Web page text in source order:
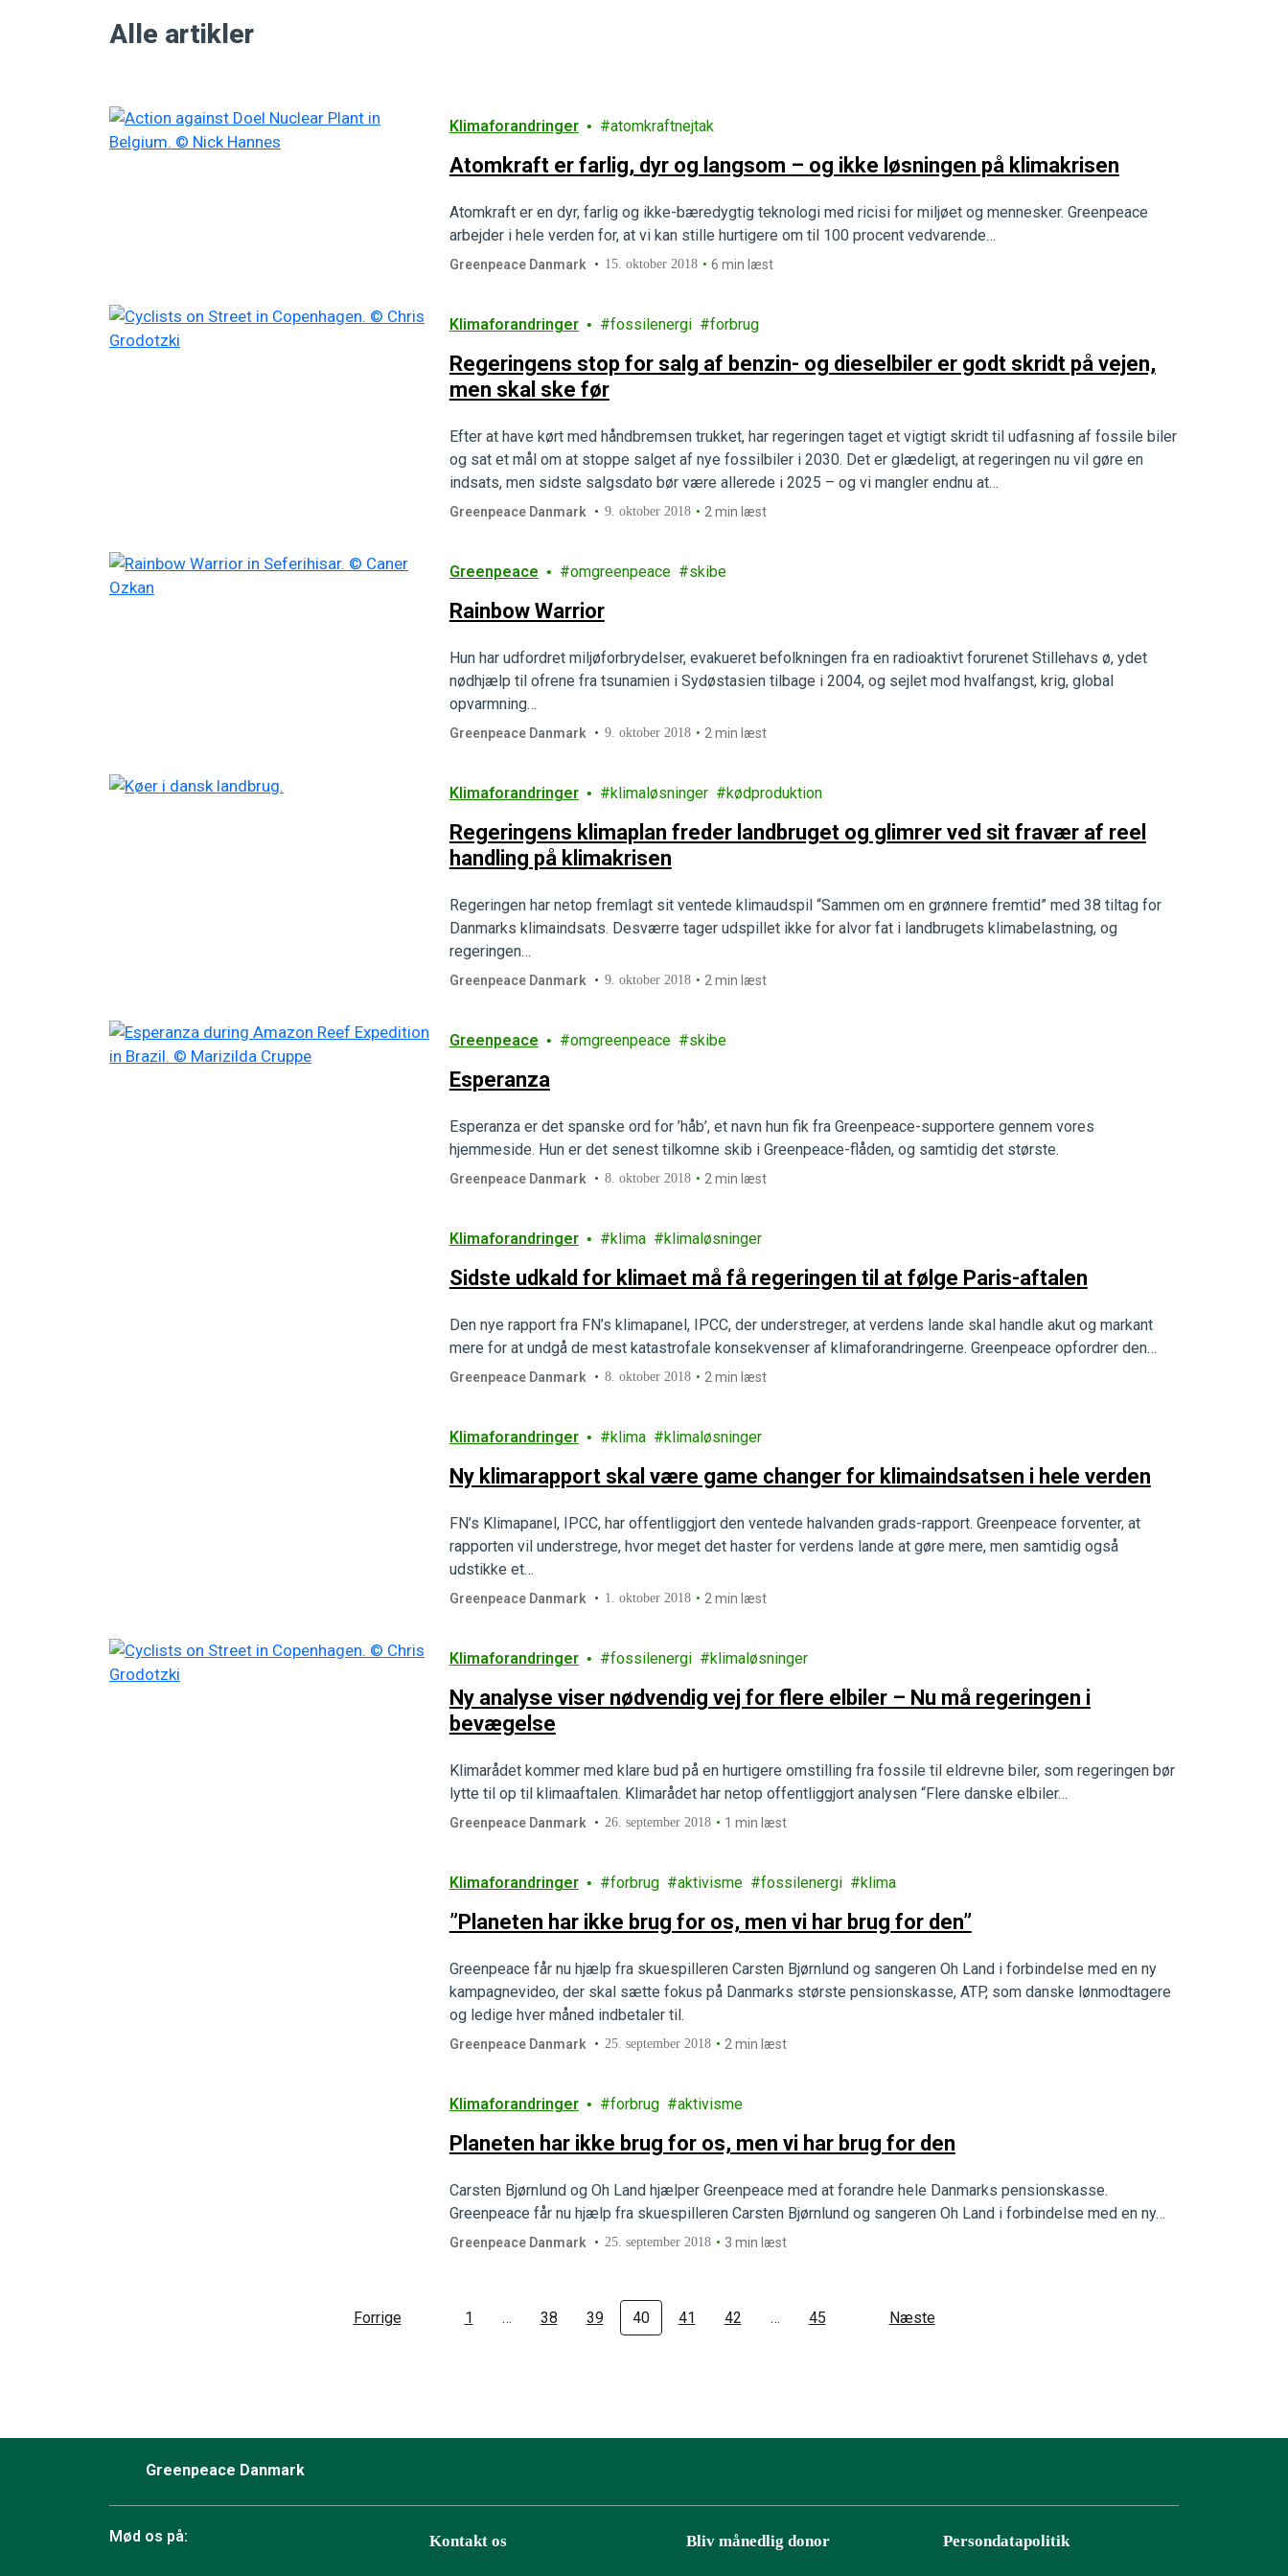
Alle artikler
Klimaforandringer atomkraftnejtak
Atomkraft er farlig, dyr og langsom – og ikke løsningen på klimakrisen
Atomkraft er en dyr, farlig og ikke-bæredygtig teknologi med ricisi for miljøet og mennesker. Greenpeace
arbejder i hele verden for, at vi kan stille hurtigere om til 100 procent vedvarende…
Greenpeace Danmark 15. oktober 2018 6 min læst
Klimaforandringer fossilenergi forbrug
Regeringens stop for salg af benzin- og dieselbiler er godt skridt på vejen,
men skal ske før
Efter at have kørt med håndbremsen trukket, har regeringen taget et vigtigt skridt til udfasning af fossile biler
og sat et mål om at stoppe salget af nye fossilbiler i 2030. Det er glædeligt, at regeringen nu vil gøre en
indsats, men sidste salgsdato bør være allerede i 2025 – og vi mangler endnu at…
Greenpeace Danmark 9. oktober 2018 2 min læst
Greenpeace omgreenpeace skibe
Rainbow Warrior
Hun har udfordret miljøforbrydelser, evakueret befolkningen fra en radioaktivt forurenet Stillehavs ø, ydet
nødhjælp til ofrene fra tsunamien i Sydøstasien tilbage i 2004, og sejlet mod hvalfangst, krig, global
opvarmning…
Greenpeace Danmark 9. oktober 2018 2 min læst
Klimaforandringer klimaløsninger kødproduktion
Regeringens klimaplan freder landbruget og glimrer ved sit fravær af reel
handling på klimakrisen
Regeringen har netop fremlagt sit ventede klimaudspil “Sammen om en grønnere fremtid” med 38 tiltag for
Danmarks klimaindsats. Desværre tager udspillet ikke for alvor fat i landbrugets klimabelastning, og
regeringen…
Greenpeace Danmark 9. oktober 2018 2 min læst
Greenpeace omgreenpeace skibe
Esperanza
Esperanza er det spanske ord for ’håb’, et navn hun fik fra Greenpeace-supportere gennem vores
hjemmeside. Hun er det senest tilkomne skib i Greenpeace-flåden, og samtidig det største.
Greenpeace Danmark 8. oktober 2018 2 min læst
Klimaforandringer klima klimaløsninger
Sidste udkald for klimaet må få regeringen til at følge Paris-aftalen
Den nye rapport fra FN’s klimapanel, IPCC, der understreger, at verdens lande skal handle akut og markant
mere for at undgå de mest katastrofale konsekvenser af klimaforandringerne. Greenpeace opfordrer den…
Greenpeace Danmark 8. oktober 2018 2 min læst
Klimaforandringer klima klimaløsninger
Ny klimarapport skal være game changer for klimaindsatsen i hele verden
FN’s Klimapanel, IPCC, har offentliggjort den ventede halvanden grads-rapport. Greenpeace forventer, at
rapporten vil understrege, hvor meget det haster for verdens lande at gøre mere, men samtidig også
udstikke et…
Greenpeace Danmark 1. oktober 2018 2 min læst
Klimaforandringer fossilenergi klimaløsninger
Ny analyse viser nødvendig vej for flere elbiler – Nu må regeringen i
bevægelse
Klimarådet kommer med klare bud på en hurtigere omstilling fra fossile til eldrevne biler, som regeringen bør
lytte til op til klimaaftalen. Klimarådet har netop offentliggjort analysen “Flere danske elbiler…
Greenpeace Danmark 26. september 2018 1 min læst
Klimaforandringer forbrug aktivisme fossilenergi klima
”Planeten har ikke brug for os, men vi har brug for den”
Greenpeace får nu hjælp fra skuespilleren Carsten Bjørnlund og sangeren Oh Land i forbindelse med en ny
kampagnevideo, der skal sætte fokus på Danmarks største pensionskasse, ATP, som danske lønmodtagere
og ledige hver måned indbetaler til.
Greenpeace Danmark 25. september 2018 2 min læst
Klimaforandringer forbrug aktivisme
Planeten har ikke brug for os, men vi har brug for den
Carsten Bjørnlund og Oh Land hjælper Greenpeace med at forandre hele Danmarks pensionskasse.
Greenpeace får nu hjælp fra skuespilleren Carsten Bjørnlund og sangeren Oh Land i forbindelse med en ny…
Greenpeace Danmark 25. september 2018 3 min læst
Forrige 1 … 38 39 40 41 42 … 45 Næste
Greenpeace Danmark
Mød os på: Kontakt os Bliv månedlig donor Persondatapolitik